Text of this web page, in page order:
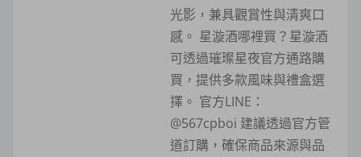
光影，兼具觀賞性與清爽口
感。 星漩酒哪裡買？星漩酒
可透過璀璨星夜官方通路購
買，提供多款風味與禮盒選
擇。 官方LINE：
@567cpboi 建議透過官方管
道訂購，確保商品來源與品